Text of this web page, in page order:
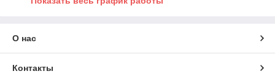
О нас
Контакты